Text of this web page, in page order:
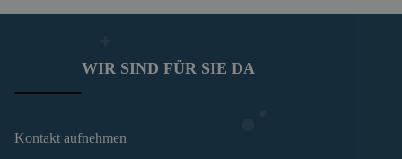
WIR SIND FÜR SIE DA
Kontakt aufnehmen